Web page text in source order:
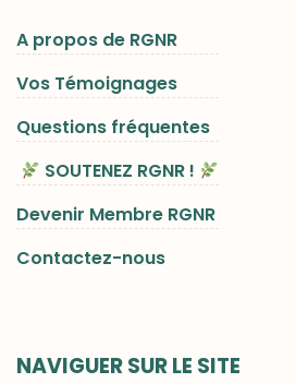
A propos de RGNR
Vos Témoignages
Questions fréquentes
SOUTENEZ RGNR !
Devenir Membre RGNR
Contactez-nous
NAVIGUER SUR LE SITE